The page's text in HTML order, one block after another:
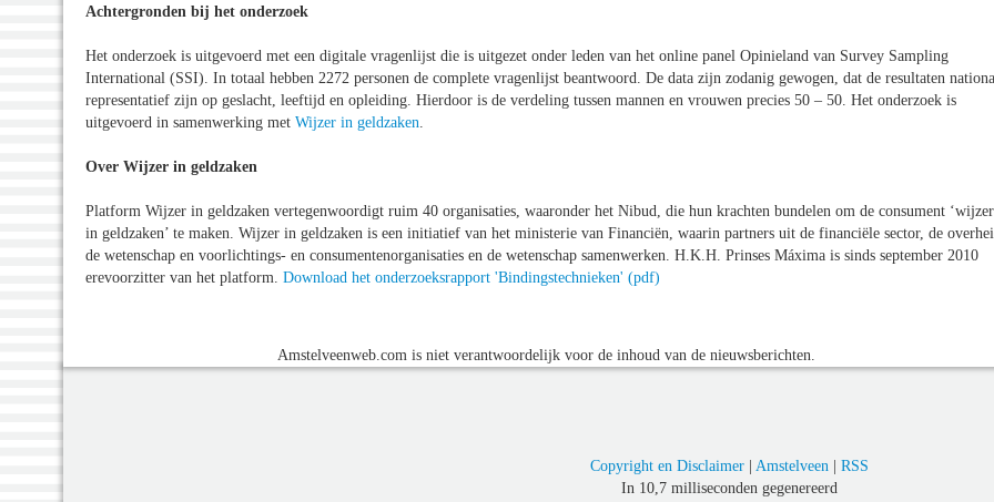
Achtergronden bij het onderzoek
Het onderzoek is uitgevoerd met een digitale vragenlijst die is uitgezet onder leden van het online panel Opinieland van Survey Sampling
International (SSI). In totaal hebben 2272 personen de complete vragenlijst beantwoord. De data zijn zodanig gewogen, dat de resultaten
representatief zijn op geslacht, leeftijd en opleiding. Hierdoor is de verdeling tussen mannen en vrouwen precies 50 – 50. Het onderzoek is
uitgevoerd in samenwerking met Wijzer in geldzaken
Over Wijzer in geldzaken
Platform Wijzer in geldzaken vertegenwoordigt ruim 40 organisaties, waaronder het Nibud, die hun krachten bundelen om de consument ‘wijzer
in geldzaken’ te maken. Wijzer in geldzaken is een initiatief van het ministerie van Financiën, waarin partners uit de financiële sector, de
de wetenschap en voorlichtings- en consumentenorganisaties en de wetenschap samenwerken. H.K.H. Prinses Máxima is sinds september 2010
erevoorzitter van het platform. Download het onderzoeksrapport 'Bindingstechnieken' (pdf)
Amstelveenweb.com is niet verantwoordelijk voor de inhoud van de nieuwsberichten.
Copyright en Disclaimer| Amstelveen | RSS
In 10,7 milliseconden gegenereerd